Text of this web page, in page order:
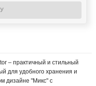
– практичный и стильный
для удобного хранения и
дизайне "Микс" с